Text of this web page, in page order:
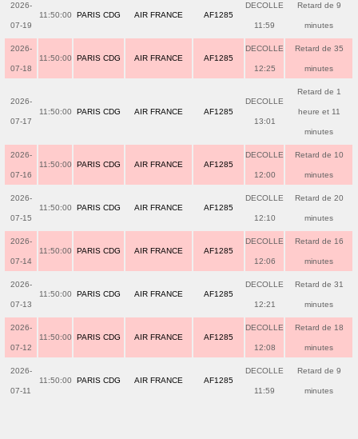
2026-
07-19
11:50:00 PARIS CDG AIR FRANCE AF1285
DECOLLE
11:59
Retard de 9
minutes
2026-
07-18
11:50:00 PARIS CDG AIR FRANCE AF1285
DECOLLE
12:25
Retard de 35
minutes
2026-
07-17
11:50:00 PARIS CDG AIR FRANCE AF1285
DECOLLE
13:01
Retard de 1
heure et 11
minutes
2026-
07-16
11:50:00 PARIS CDG AIR FRANCE AF1285
DECOLLE
12:00
Retard de 10
minutes
2026-
07-15
11:50:00 PARIS CDG AIR FRANCE AF1285
DECOLLE
12:10
Retard de 20
minutes
2026-
07-14
11:50:00 PARIS CDG AIR FRANCE AF1285
DECOLLE
12:06
Retard de 16
minutes
2026-
07-13
11:50:00 PARIS CDG AIR FRANCE AF1285
DECOLLE
12:21
Retard de 31
minutes
2026-
07-12
11:50:00 PARIS CDG AIR FRANCE AF1285
DECOLLE
12:08
Retard de 18
minutes
2026-
07-11
11:50:00 PARIS CDG AIR FRANCE AF1285
DECOLLE
11:59
Retard de 9
minutes